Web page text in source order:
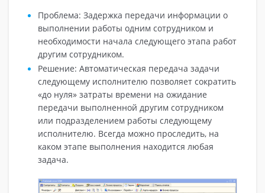
Проблема: Задержка передачи информации о
выполнении работы одним сотрудником и
необходимости начала следующего этапа работ
другим сотрудником.
Решение: Автоматическая передача задачи
следующему исполнителю позволяет сократить
«до нуля» затраты времени на ожидание
передачи выполненной другим сотрудником
или подразделением работы следующему
исполнителю. Всегда можно проследить, на
каком этапе выполнения находится любая
задача.